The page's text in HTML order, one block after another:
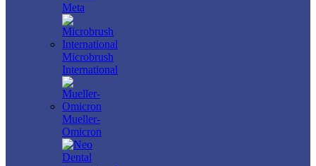
Meta
Microbrush
International
Mueller-
Omicron